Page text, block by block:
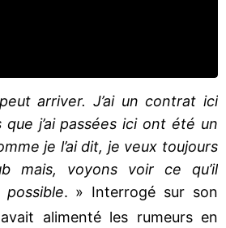
arriver. J’ai un contrat ici
j’ai passées ici ont été un
je l’ai dit, je veux toujours
mais, voyons voir ce qu’il
. » Interrogé sur son
alimenté les rumeurs en